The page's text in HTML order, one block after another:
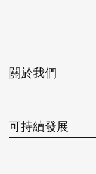
關於我們
可持續發展